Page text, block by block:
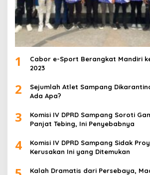
1
Cabor e-Sport Berangkat Mandiri
2023
2
Sejumlah Atlet Sampang
Ada Apa?
3
Komisi IV DPRD Sampang Soroti
Panjat Tebing, Ini Penyebabnya
4
Komisi IV DPRD Sampang Sidak
Kerusakan Ini yang Ditemukan
Kalah Dramatis dari Persebaya,